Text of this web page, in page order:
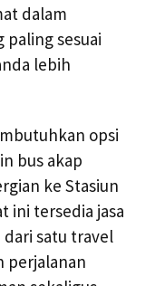
dalam
sesuai
lebih
opsi
bus akap
ke Stasiun
ini tersedia jasa
dari satu travel
perjalanan